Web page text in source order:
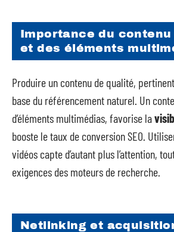
Importance du
et des éléments
Produire un contenu de qualité,
base du référencement naturel. Un
d’éléments multimédias, favorise la
booste le taux de conversion SEO.
vidéos capte d’autant plus l’attention,
exigences des moteurs de recherche.
Netlinking et